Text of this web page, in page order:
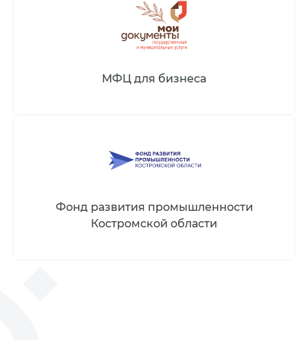
МФЦ для бизнеса
Фонд развития промышленности
Костромской области